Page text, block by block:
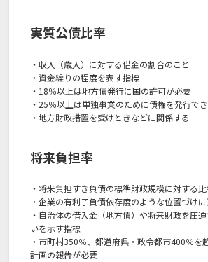
実質公債比率
・収入（歳入）に対する借金の割合のこと
・資金繰りの程度を表す指標
・18％以上は地方債発行に国の許可が必要
・25％以上は単独事業のために債権を発行で
・地方財政措置を受けときなどに関係する
将来負担率
・将来負担すき負債の標準財政規模に対する比
・企業の有利子負債依存度のような位置づけ
・自治体の借入金（地方債）や将来財政を圧
いを示す指標
・市町村350％、都道府県・政令都市400％を
計画の報告が必要